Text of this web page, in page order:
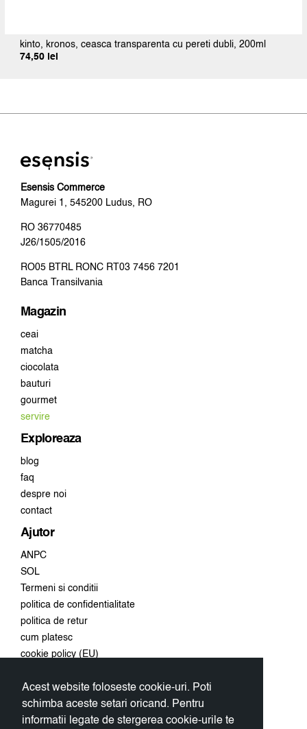
Acest website foloseste cookie-uri. Poti
schimba aceste setari oricand. Pentru
informatii legate de stergerea cookie-urile te
kinto, kronos, ceasca transparenta cu pereti dubli, 200ml
74,50 lei
Esensis Commerce
Magurei 1, 545200 Ludus, RO
RO 36770485
J26/1505/2016
RO05 BTRL RONC RT03 7456 7201
Banca Transilvania
Magazin
ceai
matcha
ciocolata
bauturi
gourmet
servire
Exploreaza
blog
faq
despre noi
contact
Ajutor
ANPC
SOL
Termeni si conditii
politica de confidentialitate
politica de retur
cum platesc
cookie policy (EU)
Conecteaza-te
primeste 10% discount la prima